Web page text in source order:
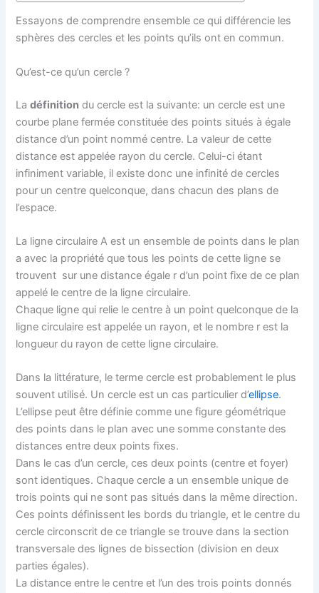
Essayons de comprendre ensemble ce qui différencie les
sphères des cercles et les points qu’ils ont en commun.
Qu’est-ce qu’un cercle ?
Ladéfinition du cercle est la suivante: un cercle est une
courbe plane fermée constituée des points situés à égale
distance d’un point nommé centre. La valeur de cette
distance est appelée rayon du cercle. Celui-ci étant
infiniment variable, il existe donc une infinité de cercles
pour un centre quelconque, dans chacun des plans de
l’espace.
La ligne circulaire А est un ensemble de points dans le plan
а avec la propriété que tous les points de cette ligne se
trouvent sur une distance égale r d’un point fixe de ce plan
appelé le centre de la ligne circulaire.
Chaque ligne qui relie le centre à un point quelconque de la
ligne circulaire est appelée un rayon, et le nombre r est la
longueur du rayon de cette ligne circulaire.
Dans la littérature, le terme cercle est probablement le plus
souvent utilisé. Un cercle est un cas particulier d’ellipse.
L’ellipse peut être définie comme une figure géométrique
des points dans le plan avec une somme constante des
distances entre deux points fixes.
Dans le cas d’un cercle, ces deux points (centre et foyer)
sont identiques. Chaque cercle a un ensemble unique de
trois points qui ne sont pas situés dans la même direction.
Ces points définissent les bords du triangle, et le centre du
cercle circonscrit de ce triangle se trouve dans la section
transversale des lignes de bissection (division en deux
parties égales).
La distance entre le centre et l’un des trois points donnés